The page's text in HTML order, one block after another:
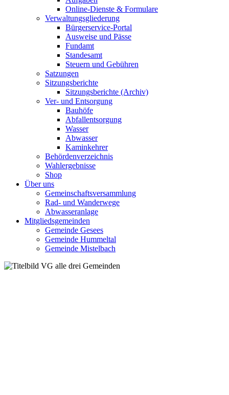
Online-Dienste & Formulare
Verwaltungsgliederung
Bürgerservice-Portal
Ausweise und Pässe
Fundamt
Standesamt
Steuern und Gebühren
Satzungen
Sitzungsberichte
Sitzungsberichte (Archiv)
Ver- und Entsorgung
Bauhöfe
Abfallentsorgung
Wasser
Abwasser
Kaminkehrer
Behördenverzeichnis
Wahlergebnisse
Shop
Über uns
Gemeinschaftsversammlung
Rad- und Wanderwege
Abwasseranlage
Mitgliedsgemeinden
Gemeinde Gesees
Gemeinde Hummeltal
Gemeinde Mistelbach